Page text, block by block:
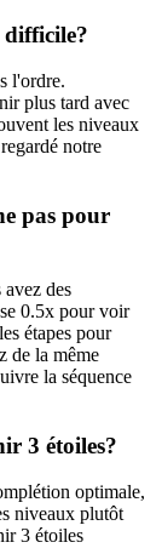
difficile?
l'ordre.
plus tard avec
les niveaux
notre
pas pour
des
0.5x pour voir
étapes pour
de la même
la séquence
3 étoiles?
optimale,
niveaux plutôt
3 étoiles